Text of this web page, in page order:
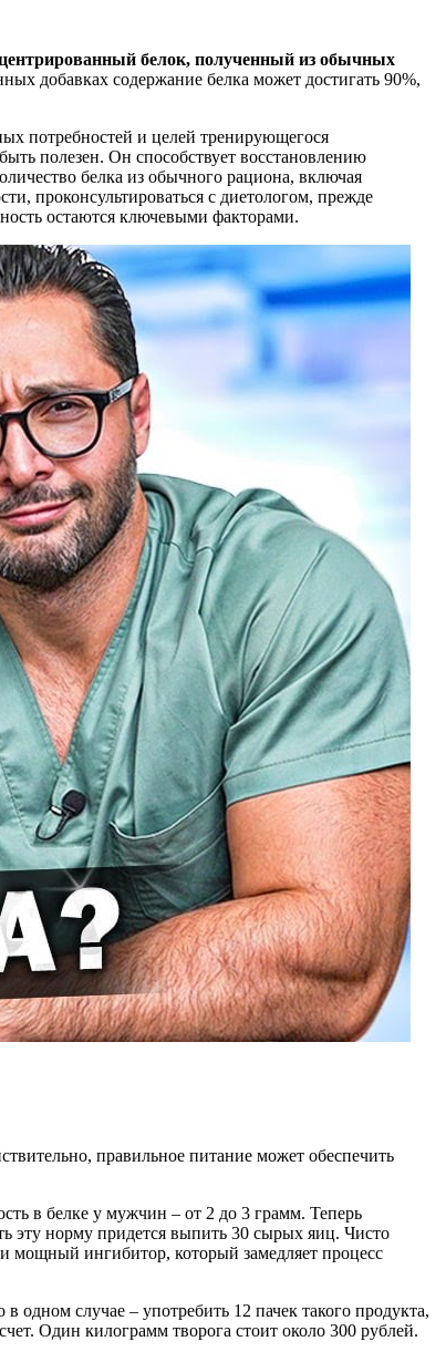
белок, полученный из обычных
добавках содержание белка может достигать 90%,
потребностей и целей тренирующегося
полезен. Он способствует восстановлению
белка из обычного рациона, включая
проконсультироваться с диетологом, прежде
остаются ключевыми факторами.
правильное питание может обеспечить
в белке у мужчин – от 2 до 3 грамм. Теперь
эту норму придется выпить 30 сырых яиц. Чисто
и мощный ингибитор, который замедляет процесс
случае – употребить 12 пачек такого продукта,
Один килограмм творога стоит около 300 рублей.